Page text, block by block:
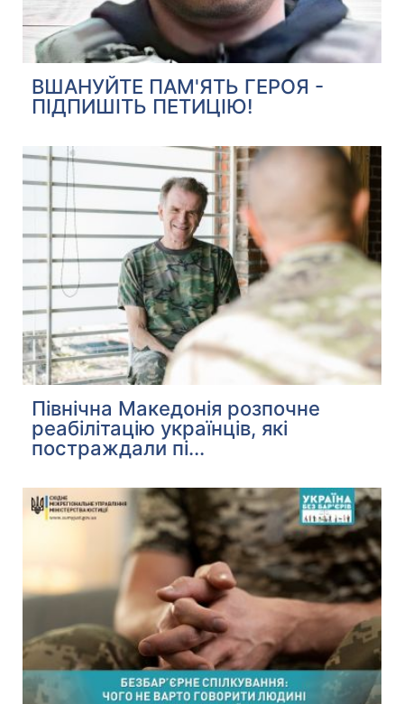
ВШАНУЙТЕ ПАМ'ЯТЬ ГЕРОЯ -
ПІДПИШІТЬ ПЕТИЦІЮ!
Північна Македонія розпочне
реабілітацію українців, які
постраждали пі...